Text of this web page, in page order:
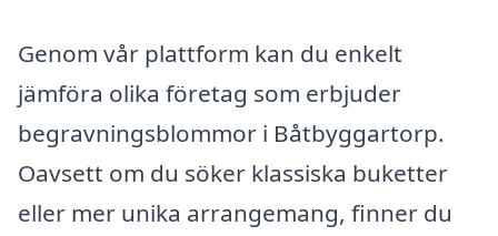
Genom vår plattform kan du enkelt
jämföra olika företag som erbjuder
begravningsblommor i Båtbyggartorp.
Oavsett om du söker klassiska buketter
eller mer unika arrangemang, finner du